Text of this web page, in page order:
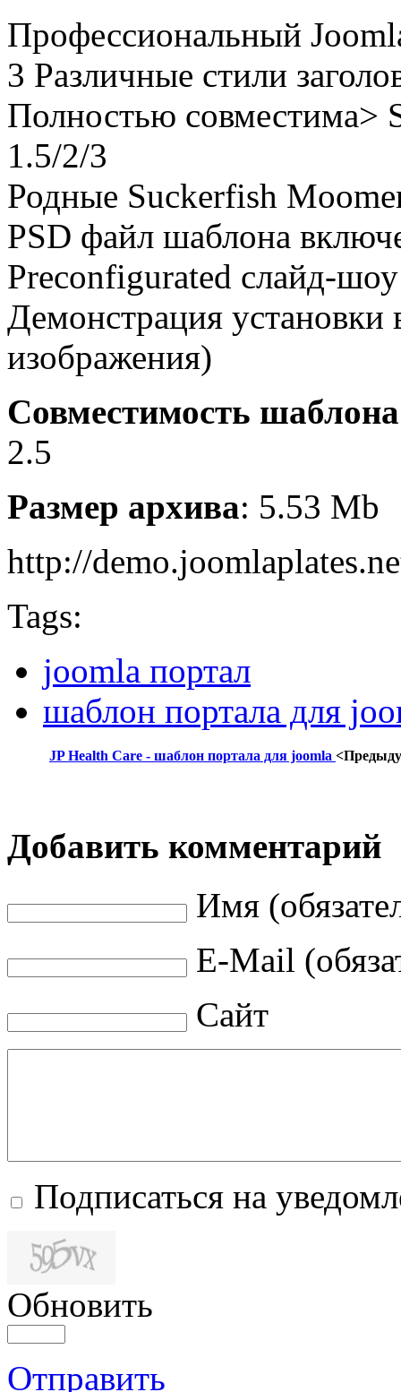
Профессиональный
3 Различные стили
Полностью совместима>
1.5/2/3
Родные Suckerfish
PSD файл шаблона
Preconfigurated слайд-шоу
Демонстрация установки
изображения)
Совместимость шаблона
2.5
Размер архива: 5.53 Mb
http://
Tags:
joomla портал
шаблон портала для
JP Health Care - шаблон портала для joomla
Добавить комментарий
Имя
E-Mail
Сайт
Подписаться на
Обновить
Отправить